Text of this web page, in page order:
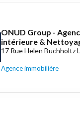
ONUD Group -
intérieure &
17 Rue Helen Buchholtz
Agence immobilière